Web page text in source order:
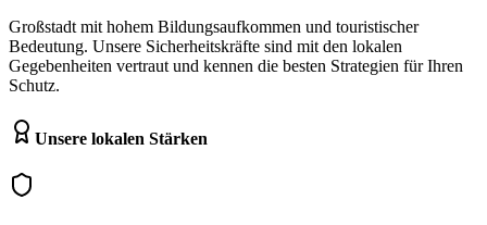
Großstadt mit hohem Bildungsaufkommen und touristischer
Bedeutung. Unsere Sicherheitskräfte sind mit den lokalen
Gegebenheiten vertraut und kennen die besten Strategien für Ihren
Schutz.
Unsere lokalen Stärken